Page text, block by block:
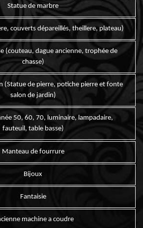
Statue de marbre
couverts dépareillés, theillere, plateau)
(couteau, dague ancienne, trophée de
chasse)
(Statue de pierre, potiche pierre et fonte
salon de jardin)
50, 60, 70, luminaire, lampadaire,
fauteuil, table basse)
Manteau de fourrure
Bijoux
Fantaisie
machine a coudre